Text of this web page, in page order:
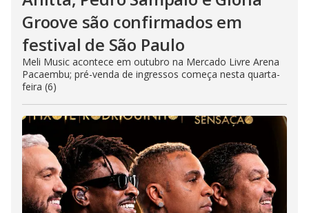
Groove são confirmados em
festival de São Paulo
Meli Music acontece em outubro na Mercado Livre Arena
Pacaembu; pré-venda de ingressos começa nesta quarta-
feira (6)